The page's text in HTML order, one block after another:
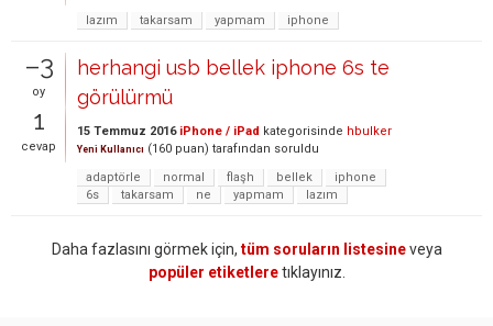
lazım
takarsam yapmam iphone
–3
oy
1
cevap
herhangi usb bellek iphone 6s te
görülürmü
15 Temmuz 2016 iPhone / iPad kategorisinde hbulker
Yeni Kullanıcı (160 puan) tarafından soruldu
adaptörle
normal flaşh bellek
iphone
6s
takarsam ne yapmam lazım
Daha fazlasını görmek için, tüm soruların listesineveya
popüler etiketleretıklayınız.